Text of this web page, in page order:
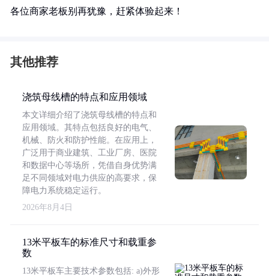
各位商家老板别再犹豫，赶紧体验起来！
其他推荐
浇筑母线槽的特点和应用领域
本文详细介绍了浇筑母线槽的特点和
应用领域。其特点包括良好的电气、
机械、防火和防护性能。在应用上，
广泛用于商业建筑、工业厂房、医院
和数据中心等场所，凭借自身优势满
足不同领域对电力供应的高要求，保
障电力系统稳定运行。
2026年8月4日
13米平板车的标准尺寸和载重参
数
13米平板车主要技术参数包括: a)外形